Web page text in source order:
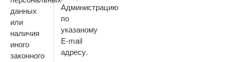
данных
или
наличия
иного
законного
Администрацию
по
указаному
E-mail
адресу.